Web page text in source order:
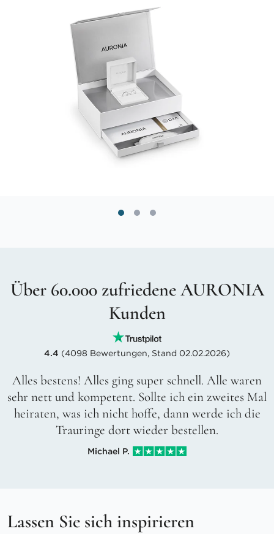
Über 60.000 zufriedene AURONIA
Kunden
4.4 (4098 Bewertungen, Stand 02.02.2026)
Alles bestens! Alles ging super schnell. Alle waren
sehr nett und kompetent. Sollte ich ein zweites Mal
heiraten, was ich nicht hoffe, dann werde ich die
Trauringe dort wieder bestellen.
Michael P.
Lassen Sie sich inspirieren